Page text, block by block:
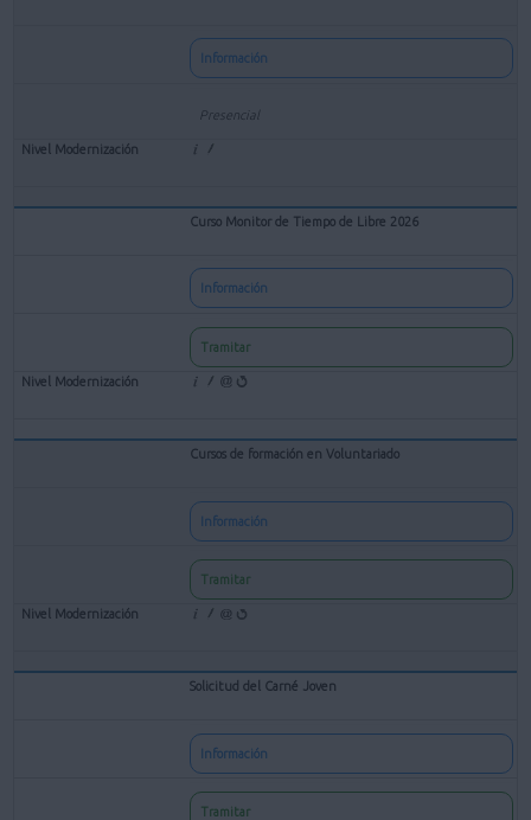
Información
Presencial
Curso Monitor de Tiempo de Libre 2026
Información
Tramitar
Cursos de formación en Voluntariado
Información
Tramitar
Solicitud del Carné Joven
Información
Tramitar